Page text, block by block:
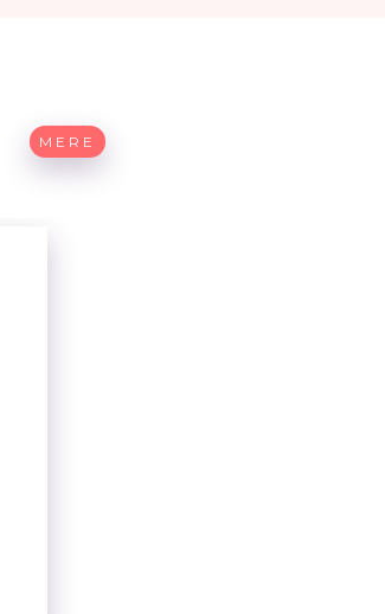
MERE